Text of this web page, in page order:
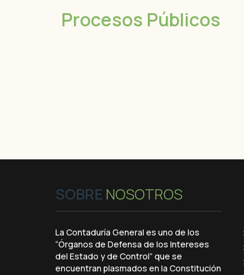
Procesos Públicos
SOBRE NOSOTROS
La Contaduría General es uno de los
“Órganos de Defensa de los Intereses
del Estado y de Control” que se
encuentran plasmados en la Constitución